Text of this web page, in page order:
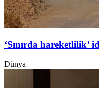
‘Sınırda hareketlilik’
Dünya